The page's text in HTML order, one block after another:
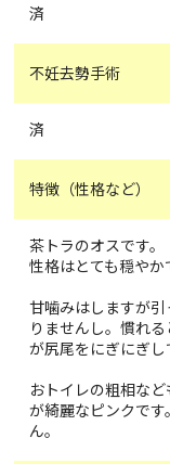
済
不妊去勢手術
済
特徴（性格など）
茶トラのオスです。
性格はとても穏やか
甘噛みはしますが
りませんし。慣れ
が尻尾をにぎにぎし
おトイレの粗相な
が綺麗なピンクで
ん。